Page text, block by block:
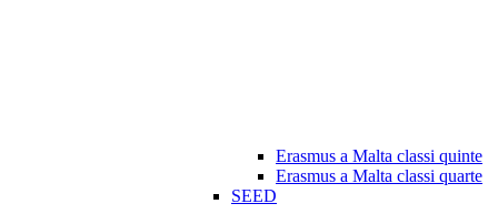
Erasmus a Malta classi quinte
Erasmus a Malta classi quarte
SEED